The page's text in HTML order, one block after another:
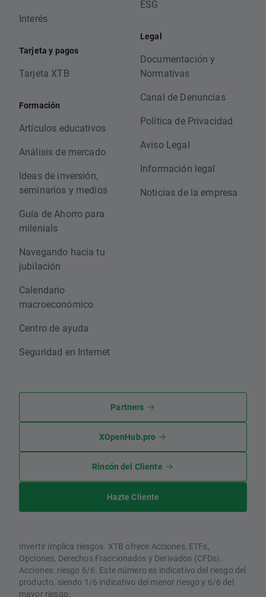
Interés
Tarjeta y pagos
Tarjeta XTB
Formación
Artículos educativos
Análisis de mercado
Ideas de inversión,
seminarios y medios
Guía de Ahorro para
milenials
Navegando hacia tu
jubilación
Calendario
macroeconómico
Centro de ayuda
Seguridad en Internet
ESG
Legal
Documentación y
Normativas
Canal de Denuncias
Política de Privacidad
Aviso Legal
Información legal
Noticias de la empresa
Partners
XOpenHub.pro
Rincón del Cliente
Hazte Cliente
Invertir implica riesgos. XTB ofrece Acciones, ETFs,
Opciones, Derechos Fraccionados y Derivados (CFDs).
Acciones: riesgo 6/6. Este número es indicativo del riesgo del
producto, siendo 1/6 indicativo del menor riesgo y 6/6 del
mayor riesgo.